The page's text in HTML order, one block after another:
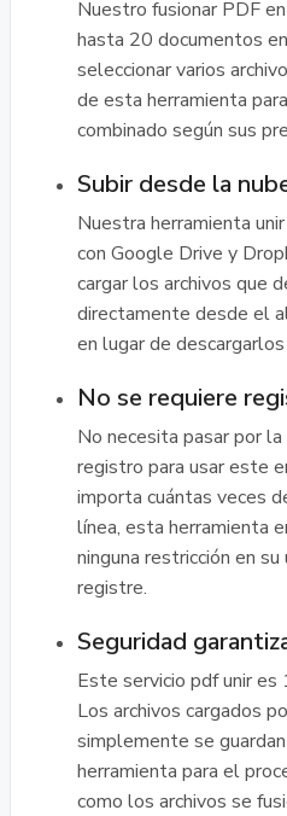
Nuestro fusionar PDF
hasta 20 documentos
seleccionar varios
de esta herramienta
combinado según sus
Subir desde la
Nuestra herramienta
con Google Drive y
cargar los archivos que
directamente desde el
en lugar de
No se requiere
No necesita pasar por
registro para usar este
importa cuántas veces
línea, esta herramienta
ninguna restricción en
registre.
Seguridad
Este servicio pdf unir
Los archivos cargados
simplemente se
herramienta para el
como los archivos se